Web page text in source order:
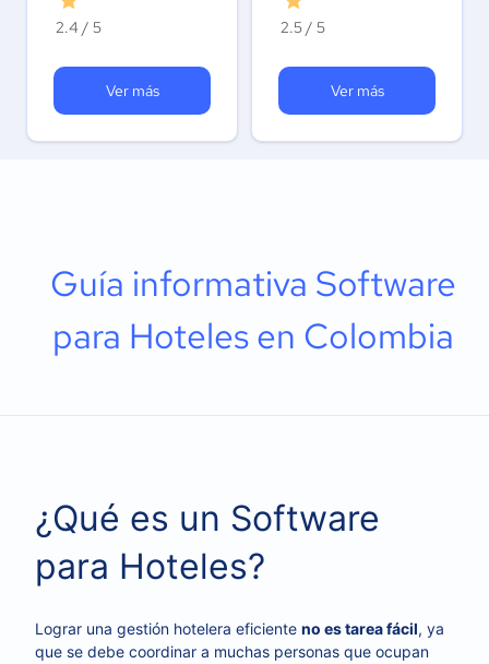
2.4 / 5
Ver más
2.5 / 5
Ver más
Guía informativa Software
para Hoteles en Colombia
¿Qué es un Software
para Hoteles?
Lograr una gestión hotelera eficiente no es tarea fácil, ya
que se debe coordinar a muchas personas que ocupan